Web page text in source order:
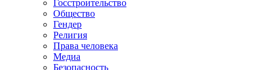
Госстроительство
Общество
Гендер
Религия
Права человека
Медиа
Безопасность